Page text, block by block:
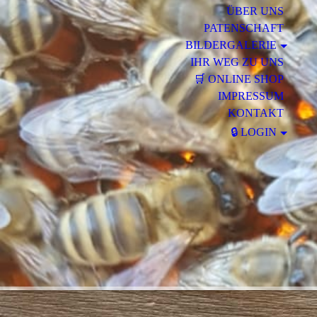
ÜBER UNS
PATENSCHAFT
BILDERGALERIE
IHR WEG ZU UNS
🛒 ONLINE SHOP
IMPRESSUM
KONTAKT
🔒 LOGIN